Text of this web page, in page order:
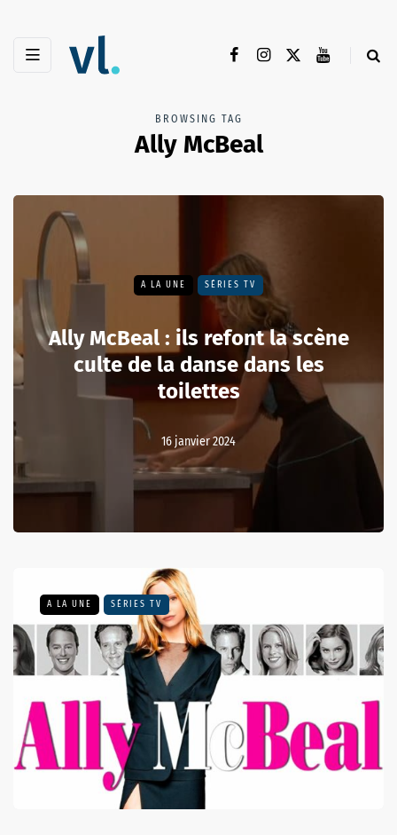
BROWSING TAG
Ally McBeal
A LA UNE SÉRIES TV
Ally McBeal : ils refont la scène
culte de la danse dans les
toilettes
16 janvier 2024
A LA UNE SÉRIES TV